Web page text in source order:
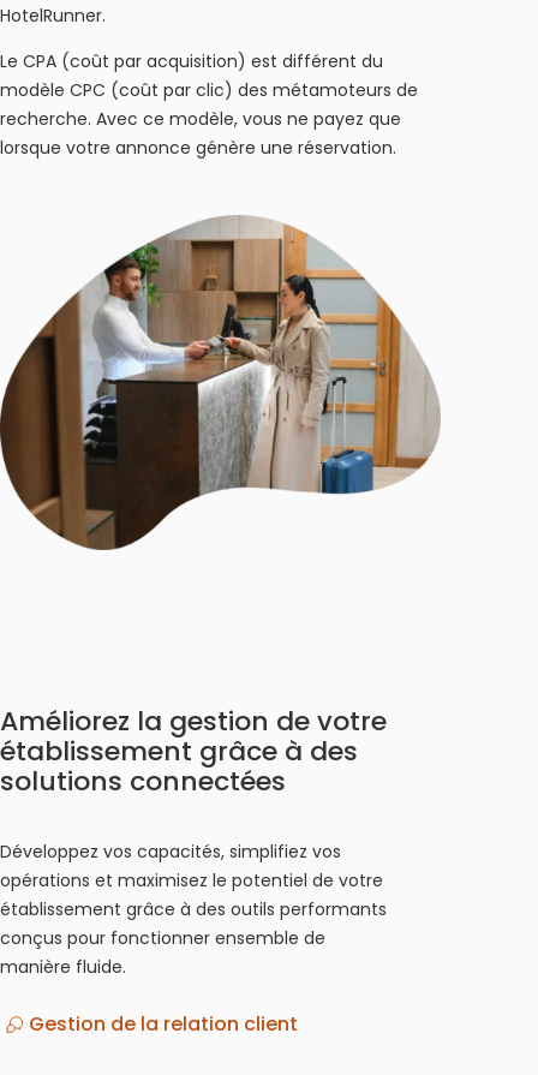
HotelRunner.
Le CPA (coût par acquisition) est différent du
modèle CPC (coût par clic) des métamoteurs de
recherche. Avec ce modèle, vous ne payez que
lorsque votre annonce génère une réservation.
Améliorez la gestion de votre
établissement grâce à des
solutions connectées
Développez vos capacités, simplifiez vos
opérations et maximisez le potentiel de votre
établissement grâce à des outils performants
conçus pour fonctionner ensemble de
manière fluide.
Gestion de la relation client